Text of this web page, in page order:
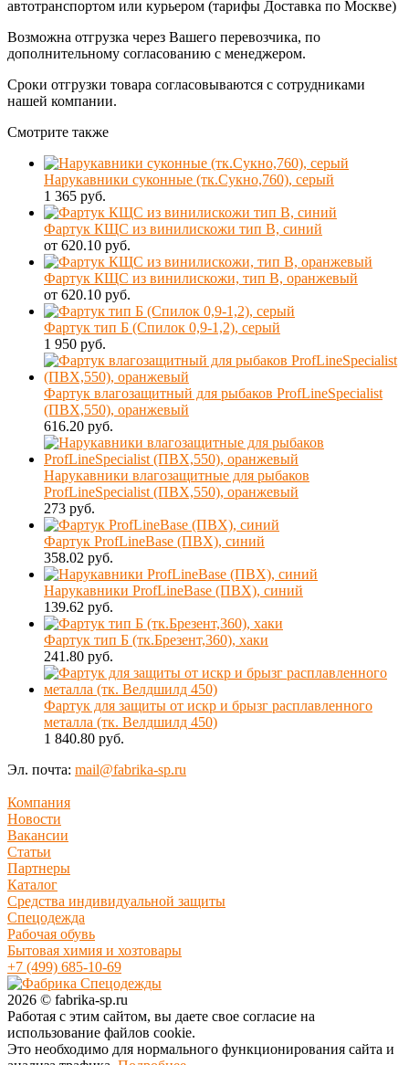
автотранспортом или курьером (тарифы Доставка по Москве)
Возможна отгрузка через Вашего перевозчика, по
дополнительному согласованию с менеджером.
Сроки отгрузки товара согласовываются с сотрудниками
нашей компании.
Смотрите также
Нарукавники суконные (тк.Сукно,760), серый
1 365 руб.
Фартук КЩС из винилискожи тип В, синий
от 620.10 руб.
Фартук КЩС из винилискожи, тип В, оранжевый
от 620.10 руб.
Фартук тип Б (Спилок 0,9-1,2), серый
1 950 руб.
Фартук влагозащитный для рыбаков ProfLineSpecialist
(ПВХ,550), оранжевый
616.20 руб.
Нарукавники влагозащитные для рыбаков
ProfLineSpecialist (ПВХ,550), оранжевый
273 руб.
Фартук ProfLineBase (ПВХ), синий
358.02 руб.
Нарукавники ProfLineBase (ПВХ), синий
139.62 руб.
Фартук тип Б (тк.Брезент,360), хаки
241.80 руб.
Фартук для защиты от искр и брызг расплавленного
металла (тк. Велдшилд 450)
1 840.80 руб.
Эл. почта: mail@fabrika-sp.ru
Компания
Новости
Вакансии
Статьи
Партнеры
Каталог
Средства индивидуальной защиты
Спецодежда
Рабочая обувь
Бытовая химия и хозтовары
+7 (499) 685-10-69
2026 © fabrika-sp.ru
Работая с этим сайтом, вы даете свое согласие на
использование файлов cookie.
Это необходимо для нормального функционирования сайта и